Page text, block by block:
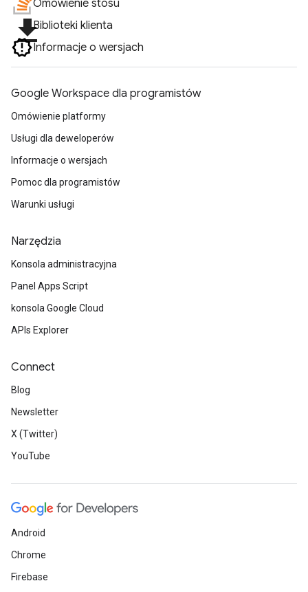
Omówienie stosu
file_downloadBiblioteki klienta
Informacje o wersjach
Google Workspace dla programistów
Omówienie platformy
Usługi dla deweloperów
Informacje o wersjach
Pomoc dla programistów
Warunki usługi
Narzędzia
Konsola administracyjna
Panel Apps Script
konsola Google Cloud
APIs Explorer
Connect
Blog
Newsletter
X (Twitter)
YouTube
Android
Chrome
Firebase